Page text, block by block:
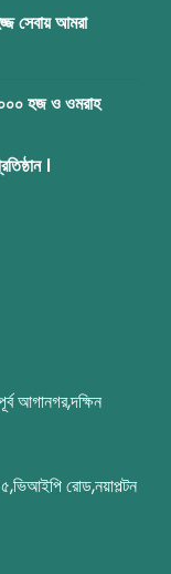
সেবায় আমরা
হজ ও ওমরাহ
।
আগানগর,দক্ষিন
রোড,নয়াপল্টন